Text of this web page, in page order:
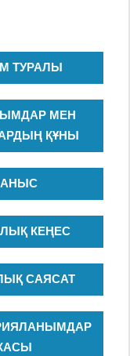
ТУРАЛЫ
МЕН
ҚҰНЫ
КЕҢЕС
САЯСАТ